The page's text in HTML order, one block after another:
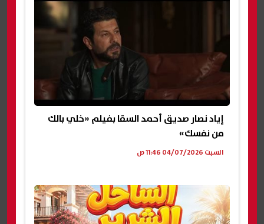
إياد نصار صديق أحمد السقا بفيلم «خلي بالك
من نفسك»
السبت 04/07/2026 11:46 ص